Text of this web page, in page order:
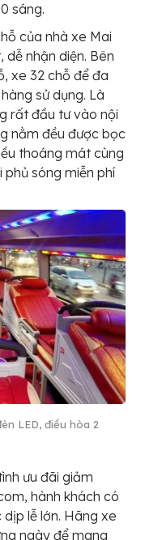
sáng.
của nhà xe Mai
nhận diện. Bên
xe 32 chỗ để đa
sử dụng. Là
rất đầu tư vào nội
nằm đều được bọc
thoáng mát cùng
sóng miễn phí
LED, điều hòa 2
ưu đãi giảm
hành khách có
lễ lớn. Hãng xe
ngày để mang